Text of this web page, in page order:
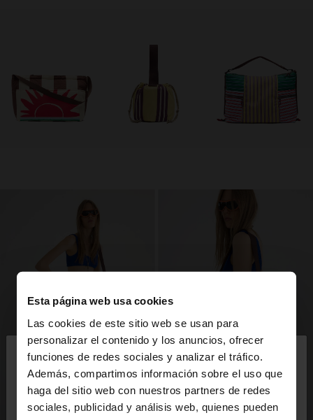
Esta página web usa cookies
Las cookies de este sitio web se usan para
personalizar el contenido y los anuncios, ofrecer
funciones de redes sociales y analizar el tráfico.
Además, compartimos información sobre el uso que
haga del sitio web con nuestros partners de redes
sociales, publicidad y análisis web, quienes pueden
hola
Estás accediendo a la web de Costa Rica. ¿Quieres
ir a la web de United States?